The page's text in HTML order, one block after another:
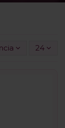
24